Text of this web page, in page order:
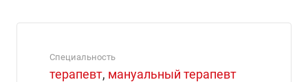
Специальность
терапевт, мануальный терапевт